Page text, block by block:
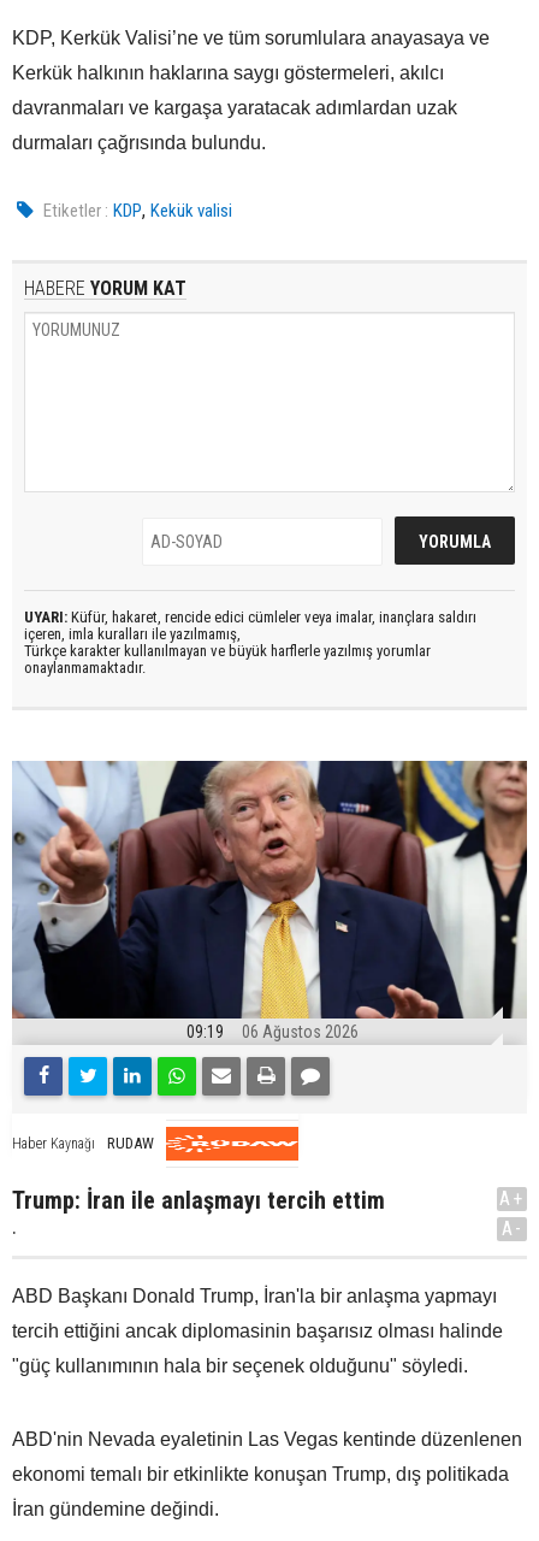
KDP, Kerkük Valisi’ne ve tüm sorumlulara anayasaya ve
Kerkük halkının haklarına saygı göstermeleri, akılcı
davranmaları ve kargaşa yaratacak adımlardan uzak
durmaları çağrısında bulundu.
Etiketler : KDP,Kekük valisi
HABERE YORUM KAT
UYARI: Küfür, hakaret, rencide edici cümleler veya imalar, inançlara saldırı
içeren, imla kuralları ile yazılmamış,
Türkçe karakter kullanılmayan ve büyük harflerle yazılmış yorumlar
onaylanmamaktadır.
09:19 06 Ağustos 2026
Haber Kaynağı RUDAW
Trump: İran ile anlaşmayı tercih ettim
.
A+
A-
ABD Başkanı Donald Trump, İran'la bir anlaşma yapmayı
tercih ettiğini ancak diplomasinin başarısız olması halinde
"güç kullanımının hala bir seçenek olduğunu" söyledi.
ABD'nin Nevada eyaletinin Las Vegas kentinde düzenlenen
ekonomi temalı bir etkinlikte konuşan Trump, dış politikada
İran gündemine değindi.